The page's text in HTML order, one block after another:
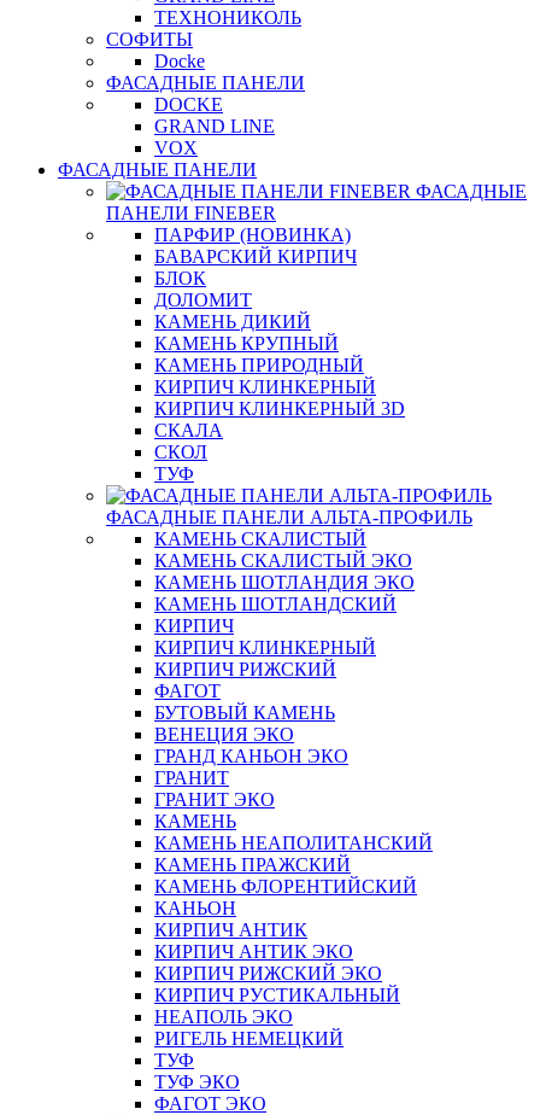
ТЕХНОНИКОЛЬ
СОФИТЫ
Docke
ФАСАДНЫЕ ПАНЕЛИ
DOCKE
GRAND LINE
VOX
ФАСАДНЫЕ ПАНЕЛИ
ФАСАДНЫЕ
ПАНЕЛИ FINEBER
ПАРФИР (НОВИНКА)
БАВАРСКИЙ КИРПИЧ
БЛОК
ДОЛОМИТ
КАМЕНЬ ДИКИЙ
КАМЕНЬ КРУПНЫЙ
КАМЕНЬ ПРИРОДНЫЙ
КИРПИЧ КЛИНКЕРНЫЙ
КИРПИЧ КЛИНКЕРНЫЙ 3D
СКАЛА
СКОЛ
ТУФ
ФАСАДНЫЕ ПАНЕЛИ АЛЬТА-ПРОФИЛЬ
КАМЕНЬ СКАЛИСТЫЙ
КАМЕНЬ СКАЛИСТЫЙ ЭКО
КАМЕНЬ ШОТЛАНДИЯ ЭКО
КАМЕНЬ ШОТЛАНДСКИЙ
КИРПИЧ
КИРПИЧ КЛИНКЕРНЫЙ
КИРПИЧ РИЖСКИЙ
ФАГОТ
БУТОВЫЙ КАМЕНЬ
ВЕНЕЦИЯ ЭКО
ГРАНД КАНЬОН ЭКО
ГРАНИТ
ГРАНИТ ЭКО
КАМЕНЬ
КАМЕНЬ НЕАПОЛИТАНСКИЙ
КАМЕНЬ ПРАЖСКИЙ
КАМЕНЬ ФЛОРЕНТИЙСКИЙ
КАНЬОН
КИРПИЧ АНТИК
КИРПИЧ АНТИК ЭКО
КИРПИЧ РИЖСКИЙ ЭКО
КИРПИЧ РУСТИКАЛЬНЫЙ
НЕАПОЛЬ ЭКО
РИГЕЛЬ НЕМЕЦКИЙ
ТУФ
ТУФ ЭКО
ФАГОТ ЭКО